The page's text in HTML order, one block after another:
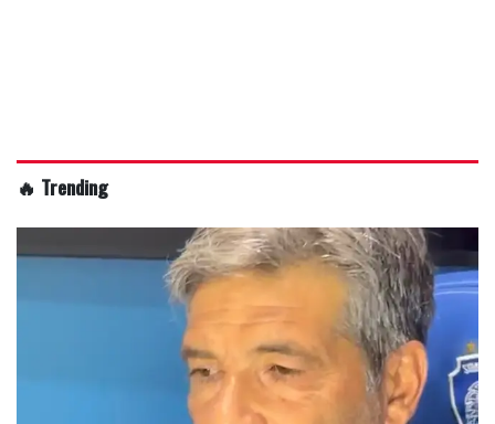
🔥 Trending